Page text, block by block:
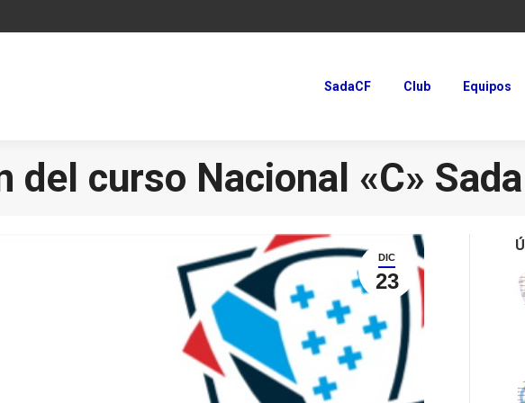
SadaCF Club Equipos
del curso Nacional «C»
DIC
23
SadaCF Club Equipos